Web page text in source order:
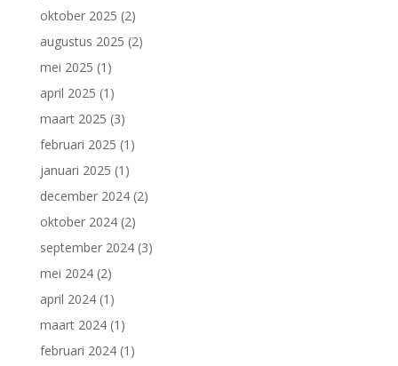
oktober 2025 (2)
augustus 2025 (2)
mei 2025 (1)
april 2025 (1)
maart 2025 (3)
februari 2025 (1)
januari 2025 (1)
december 2024 (2)
oktober 2024 (2)
september 2024 (3)
mei 2024 (2)
april 2024 (1)
maart 2024 (1)
februari 2024 (1)